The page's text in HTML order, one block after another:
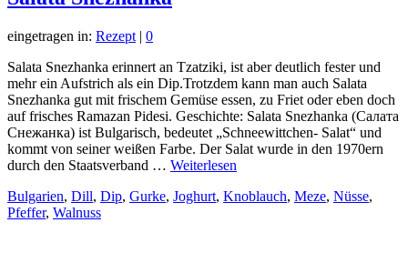
eingetragen in: Rezept | 0
Salata Snezhanka erinnert an Tzatziki, ist aber deutlich fester und
mehr ein Aufstrich als ein Dip.Trotzdem kann man auch Salata
Snezhanka gut mit frischem Gemüse essen, zu Friet oder eben doch
auf frisches Ramazan Pidesi. Geschichte: Salata Snezhanka (Салата
Снежанка) ist Bulgarisch, bedeutet „Schneewittchen- Salat“ und
kommt von seiner weißen Farbe. Der Salat wurde in den 1970ern
durch den Staatsverband … Weiterlesen
Bulgarien, Dill, Dip, Gurke, Joghurt, Knoblauch, Meze, Nüsse,
Pfeffer, Walnuss